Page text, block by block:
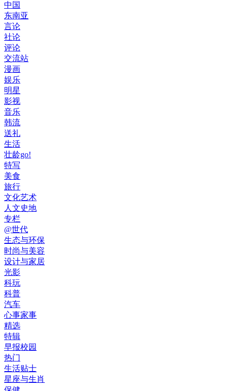
中国
东南亚
言论
社论
评论
交流站
漫画
娱乐
明星
影视
音乐
韩流
送礼
生活
壮龄go!
特写
美食
旅行
文化艺术
人文史地
专栏
@世代
生态与环保
时尚与美容
设计与家居
光影
科玩
科普
汽车
心事家事
精选
特辑
早报校园
热门
生活贴士
星座与生肖